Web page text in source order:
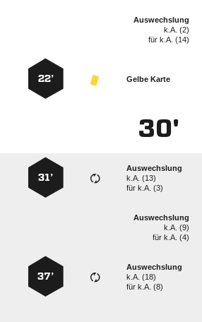
Auswechslung
k.A. (2)
fürk.A. (14)
Gelbe Karte
22’
30'
Auswechslung
k.A. (13)
fürk.A. (3)
31’
Auswechslung
k.A. (9)
fürk.A. (4)
Auswechslung
k.A. (18)
fürk.A. (8)
37’